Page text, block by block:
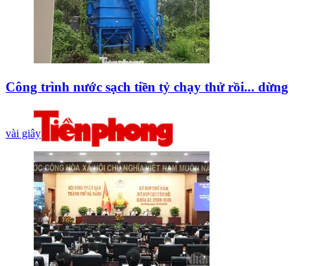
Công trình nước sạch tiền tỷ chạy thử rồi... dừng
vài giây